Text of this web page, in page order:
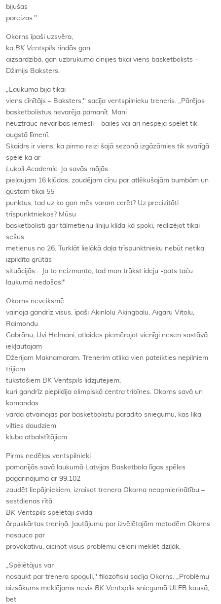
bijušas
pareizas."
Okorns īpaši uzsvēra,
ka BK Ventspils rindās gan
aizsardzībā, gan uzbrukumā cīnījies tikai viens basketbolists –
Džimijs Baksters.
„Laukumā bija tikai
viens cīnītājs – Baksters," sacīja ventspilnieku treneris. „Pārējos
basketbolistus nevarēja pamanīt. Mani
neuztrauc nevarības iemesli – bailes vai arī nespēja spēlēt tik
augstā līmenī.
Skaidrs ir viens, ka pirmo reizi šajā sezonā izgāzāmies tik svarīgā
spēlē kā ar
Lukoil Academic. Ja savās mājās
pieļaujam 16 kļūdas, zaudējam cīņu par atlēkušajām bumbām un
gūstam tikai 55
punktus, tad uz ko gan mēs varam cerēt? Uz precizitāti
trīspunktniekos? Mūsu
basketbolisti gar tālmetienu līniju klīda kā spoki, realizējot tikai
sešus
metienus no 26. Turklāt lielākā daļa trīspunktnieku nebūt netika
izpildīta grūtās
situācijās… Ja to neizmanto, tad man trūkst ideju -pats taču
laukumā nedošos!"
Okorns neveiksmē
vainoja gandrīz visus, īpaši Akinlolu Akingbalu, Aigaru Vītolu,
Raimondu
Gabrānu, Uvi Helmani, atlaides piemērojot vienīgi nesen sastāvā
iekļautajam
Džerijam Maknamaram. Trenerim atlika vien pateikties nepilniem
trijiem
tūkstošiem BK Ventspils
līdzjutējiem,
kuri gandrīz piepildīja olimpiskā centra tribīnes. Okorns savā un
komandas
vārdā atvainojās par basketbolistu parādīto sniegumu, kas lika
vilties daudziem
kluba atbalstītājiem.
Pirms nedēļas ventspilnieki
pamanījās savā laukumā Latvijas Basketbola līgas spēles
pagarinājumā ar 99:102
zaudēt liepājniekiem, izraisot trenera Okorna neapmierinātību –
sestdienas rītā
BK Ventspils spēlētāji svīda
ārpuskārtas treniņā. Jautājumu par izvēlētajām metodēm Okorns
nosauca par
provokatīvu, aicinot visus problēmu cēloni meklēt dziļāk.
„Spēlētājus var
nosaukt par trenera spoguli," filozofiski sacīja Okorns. „Problēmu
aizsākums meklējams nevis BK Ventspils sniegumā ULEB kausā,
bet